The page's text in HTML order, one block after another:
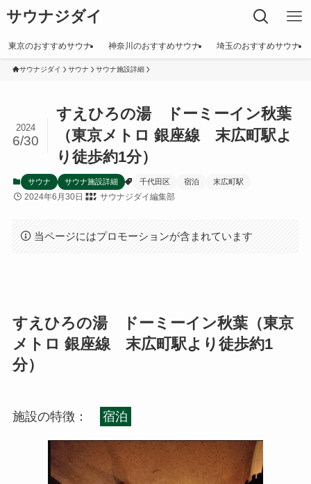
サウナジダイ
東京のおすすめサウナ 神奈川のおすすめサウナ 埼玉のおすすめサウナ
サウナジダイ サウナ サウナ施設詳細
すえひろの湯 ドーミーイン秋葉
（東京メトロ 銀座線 末広町駅よ
り徒歩約1分）
2024
6/30
サウナ サウナ施設詳細 千代田区 宿泊 末広町駅
2024年6月30日 サウナジダイ編集部
当ページにはプロモーションが含まれています
すえひろの湯 ドーミーイン秋葉（東京
メトロ 銀座線 末広町駅より徒歩約1
分）
施設の特徴： 宿泊